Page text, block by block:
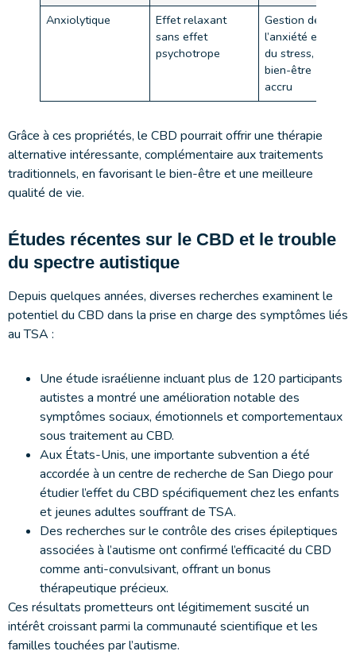
Anxiolytique
Effet relaxant
sans effet
psychotrope
Gestion de
l’anxiété et
du stress,
bien-être
accru
Grâce à ces propriétés, le CBD pourrait offrir une thérapie
alternative intéressante, complémentaire aux traitements
traditionnels, en favorisant le bien-être et une meilleure
qualité de vie.
Études récentes sur le CBD et le trouble
du spectre autistique
Depuis quelques années, diverses recherches examinent le
potentiel du CBD dans la prise en charge des symptômes liés
au TSA :
Une étude israélienne incluant plus de 120 participants
autistes a montré une amélioration notable des
symptômes sociaux, émotionnels et comportementaux
sous traitement au CBD.
Aux États-Unis, une importante subvention a été
accordée à un centre de recherche de San Diego pour
étudier l’effet du CBD spécifiquement chez les enfants
et jeunes adultes souffrant de TSA.
Des recherches sur le contrôle des crises épileptiques
associées à l’autisme ont confirmé l’efficacité du CBD
comme anti-convulsivant, offrant un bonus
thérapeutique précieux.
Ces résultats prometteurs ont légitimement suscité un
intérêt croissant parmi la communauté scientifique et les
familles touchées par l’autisme.